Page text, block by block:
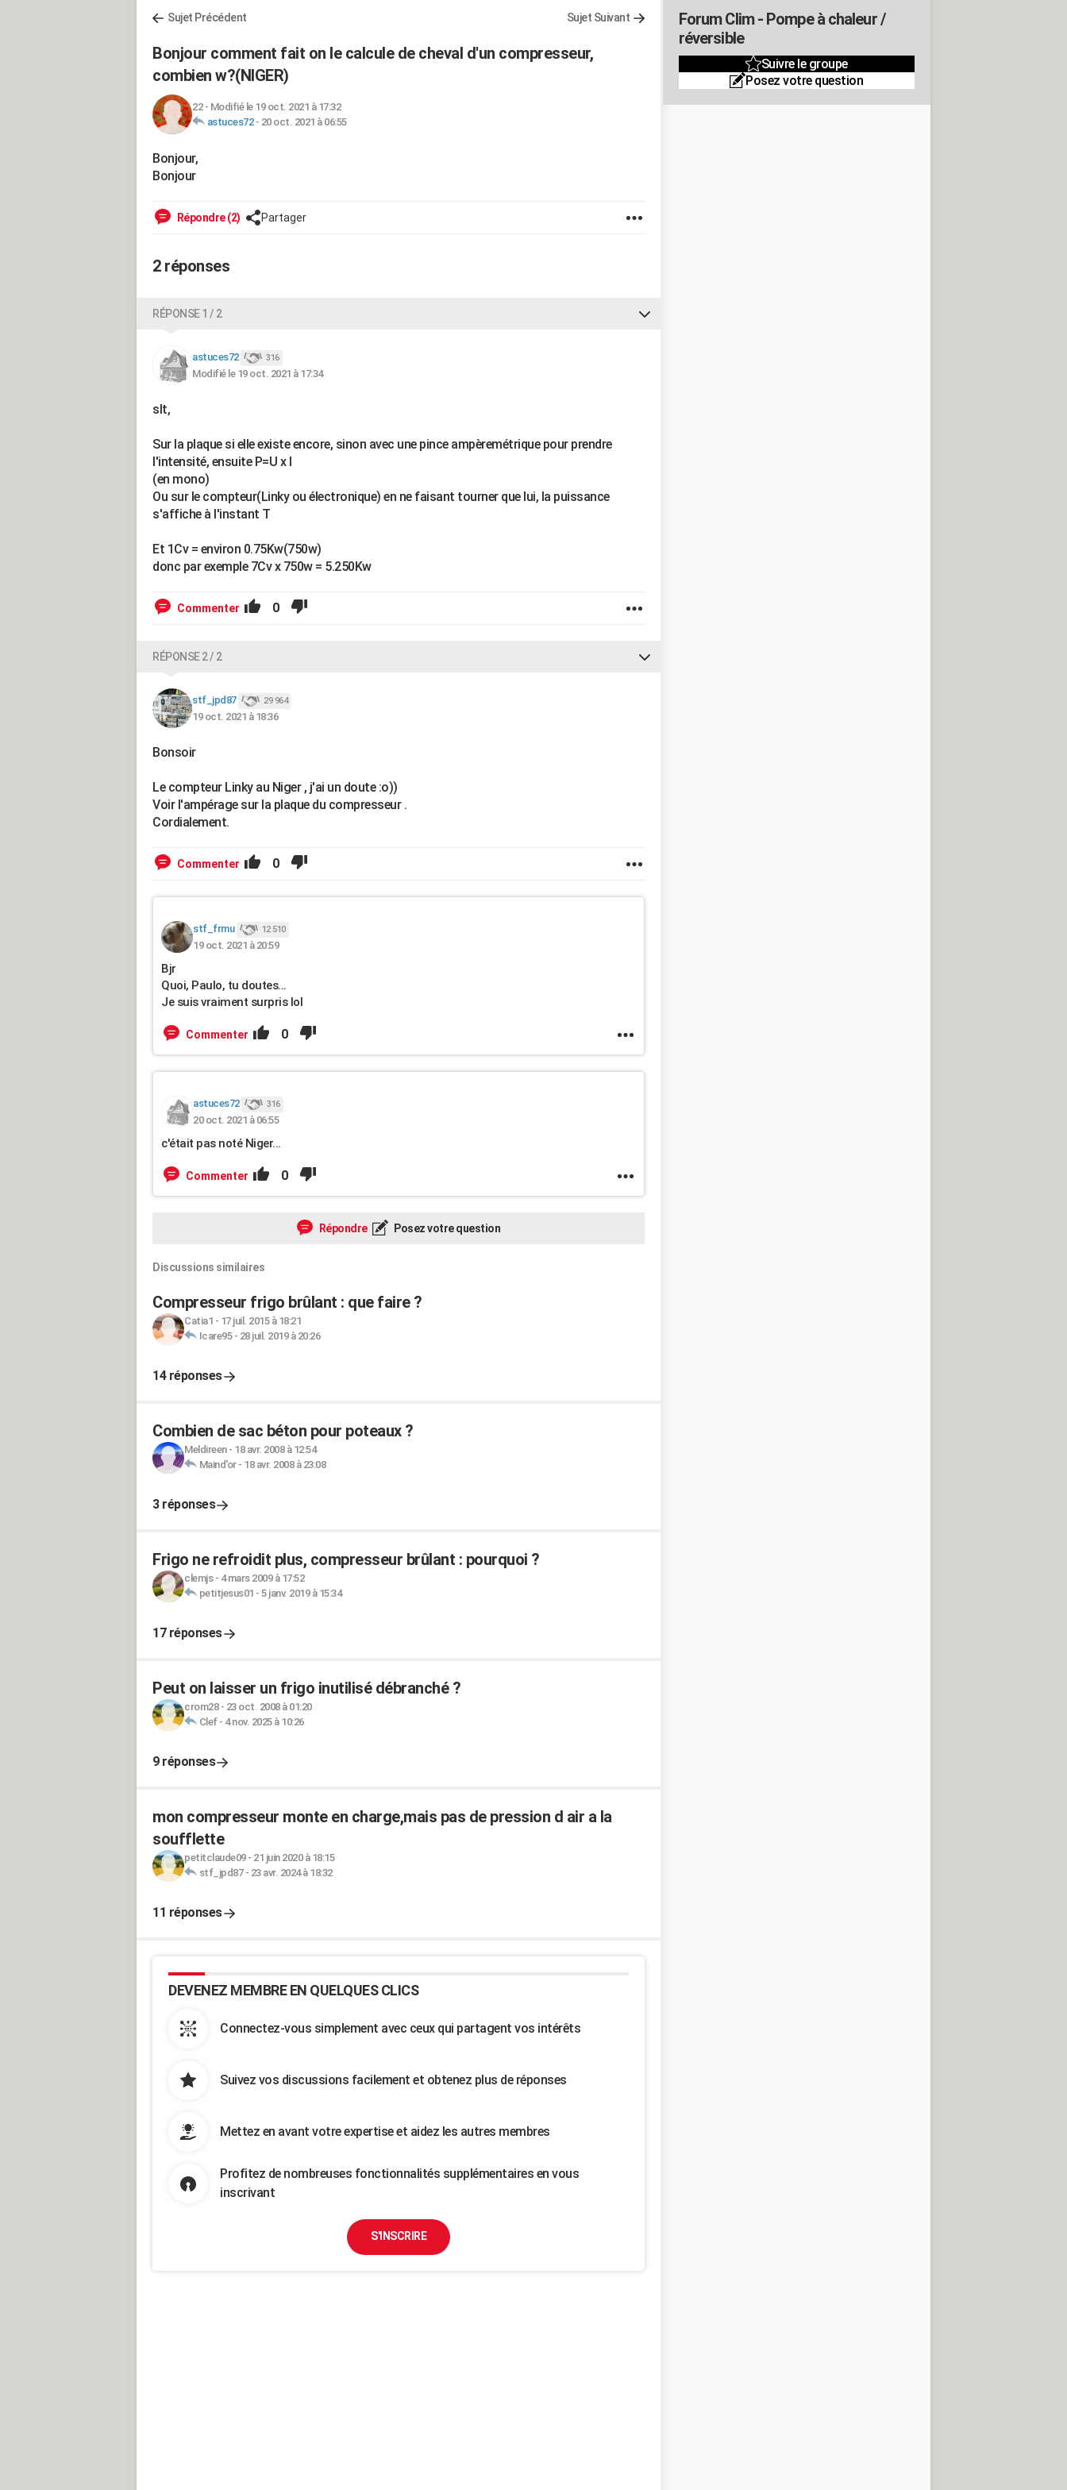
Sujet Précédent Sujet Suivant
Bonjour comment fait on le calcule de cheval d'un compresseur,
combien w?(NIGER)
22- Modifié le 19 oct. 2021 à 17:32
astuces72- 20 oct. 2021 à 06:55
Bonjour,
Bonjour
Répondre (2) Partager
2 réponses
RÉPONSE 1 / 2
astuces72 316
Modifié le 19 oct. 2021 à 17:34
slt,
Sur la plaque si elle existe encore, sinon avec une pince ampèremétrique pour prendre
l'intensité, ensuite P=U x I
(en mono)
Ou sur le compteur(Linky ou électronique) en ne faisant tourner que lui, la puissance
s'affiche à l'instant T
Et 1Cv = environ 0.75Kw(750w)
donc par exemple 7Cv x 750w = 5.250Kw
Commenter 0
RÉPONSE 2 / 2
stf_jpd87 29 964
19 oct. 2021 à 18:36
Bonsoir
Le compteur Linky au Niger , j'ai un doute :o))
Voir l'ampérage sur la plaque du compresseur .
Cordialement.
Commenter 0
stf_frmu 12 510
19 oct. 2021 à 20:59
Bjr
Quoi, Paulo, tu doutes...
Je suis vraiment surpris lol
Commenter 0
astuces72 316
20 oct. 2021 à 06:55
c'était pas noté Niger...
Commenter 0
Répondre Posez votre question
Discussions similaires
Compresseur frigo brûlant : que faire ?
Catia1 - 17 juil. 2015 à 18:21
Icare95- 28 juil. 2019 à 20:26
14 réponses
Combien de sac béton pour poteaux ?
Meldireen- 18 avr. 2008 à 12:54
Maind'or- 18 avr. 2008 à 23:08
3 réponses
Frigo ne refroidit plus, compresseur brûlant : pourquoi ?
clemjs- 4 mars 2009 à 17:52
petitjesus01 - 5 janv. 2019 à 15:34
17 réponses
Peut on laisser un frigo inutilisé débranché ?
crom28- 23 oct. 2008 à 01:20
Clef- 4 nov. 2025 à 10:26
9 réponses
mon compresseur monte en charge,mais pas de pression d air a la
soufflette
petitclaude09- 21 juin 2020 à 18:15
stf_jpd87- 23 avr. 2024 à 18:32
11 réponses
DEVENEZ MEMBRE EN QUELQUES CLICS
Connectez-vous simplement avec ceux qui partagent vos intérêts
Suivez vos discussions facilement et obtenez plus de réponses
Mettez en avant votre expertise et aidez les autres membres
Profitez de nombreuses fonctionnalités supplémentaires en vous
inscrivant
S'INSCRIRE
Forum Clim - Pompe à chaleur /
réversible
Suivre le groupe
Posez votre question